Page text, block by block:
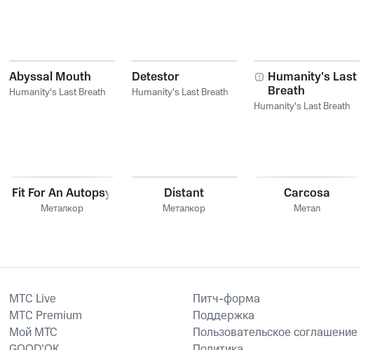
Abyssal Mouth
Humanity's Last Breath
Detestor
Humanity's Last Breath
Humanity's Last
Breath
Humanity's Last Breath
Fit For An Autopsy
Металкор
Distant
Металкор
Carcosa
Метал
MTС Live
MTС Premium
Мой МТС
Питч-форма
Поддержка
Пользовательское соглашение